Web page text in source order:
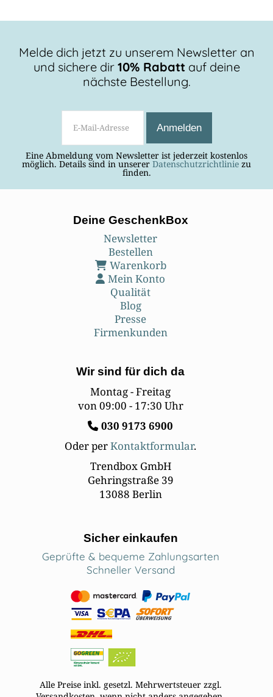
Melde dich jetzt zu unserem Newsletter an
und sichere dir 10% Rabattauf deine
nächste Bestellung.
Eine Abmeldung vom Newsletter ist jederzeit kostenlos
möglich. Details sind in unserer Datenschutzrichtlinie zu
finden.
Deine GeschenkBox
Newsletter
Bestellen
Warenkorb
Mein Konto
Qualität
Blog
Presse
Firmenkunden
Wir sind für dich da
Montag - Freitag
von 09:00 - 17:30 Uhr
030 9173 6900
Oder perKontaktformular.
Trendbox GmbH
Gehringstraße 39
13088 Berlin
Sicher einkaufen
Geprüfte & bequeme Zahlungsarten
Schneller Versand
Alle Preise inkl. gesetzl. Mehrwertsteuer zzgl.